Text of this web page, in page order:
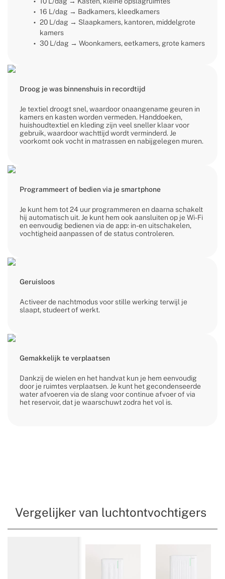
16 L/dag → Badkamers, kleedkamers
20 L/dag → Slaapkamers, kantoren, middelgrote
kamers
30 L/dag → Woonkamers, eetkamers, grote kamers
Droog je was binnenshuis in recordtijd
Je textiel droogt snel, waardoor onaangename geuren in
kamers en kasten worden vermeden. Handdoeken,
huishoudtextiel en kleding zijn veel sneller klaar voor
gebruik, waardoor wachttijd wordt verminderd. Je
voorkomt ook vocht in matrassen en nabijgelegen muren.
Programmeert of bedien via je smartphone
Je kunt hem tot 24 uur programmeren en daarna schakelt
hij automatisch uit. Je kunt hem ook aansluiten op je Wi-Fi
en eenvoudig bedienen via de app: in- en uitschakelen,
vochtigheid aanpassen of de status controleren.
Geruisloos
Activeer de nachtmodus voor stille werking terwijl je
slaapt, studeert of werkt.
Gemakkelijk te verplaatsen
Dankzij de wielen en het handvat kun je hem eenvoudig
door je ruimtes verplaatsen. Je kunt het gecondenseerde
water afvoeren via de slang voor continue afvoer of via
het reservoir, dat je waarschuwt zodra het vol is.
Vergelijker van luchtontvochtigers